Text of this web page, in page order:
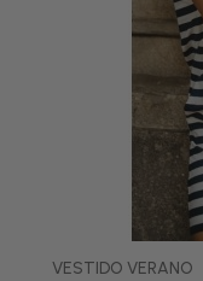
VESTIDO VERANO